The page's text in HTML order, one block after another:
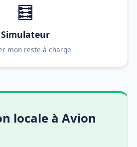
🧮
Simulateur
mon reste à charge
locale à Avion